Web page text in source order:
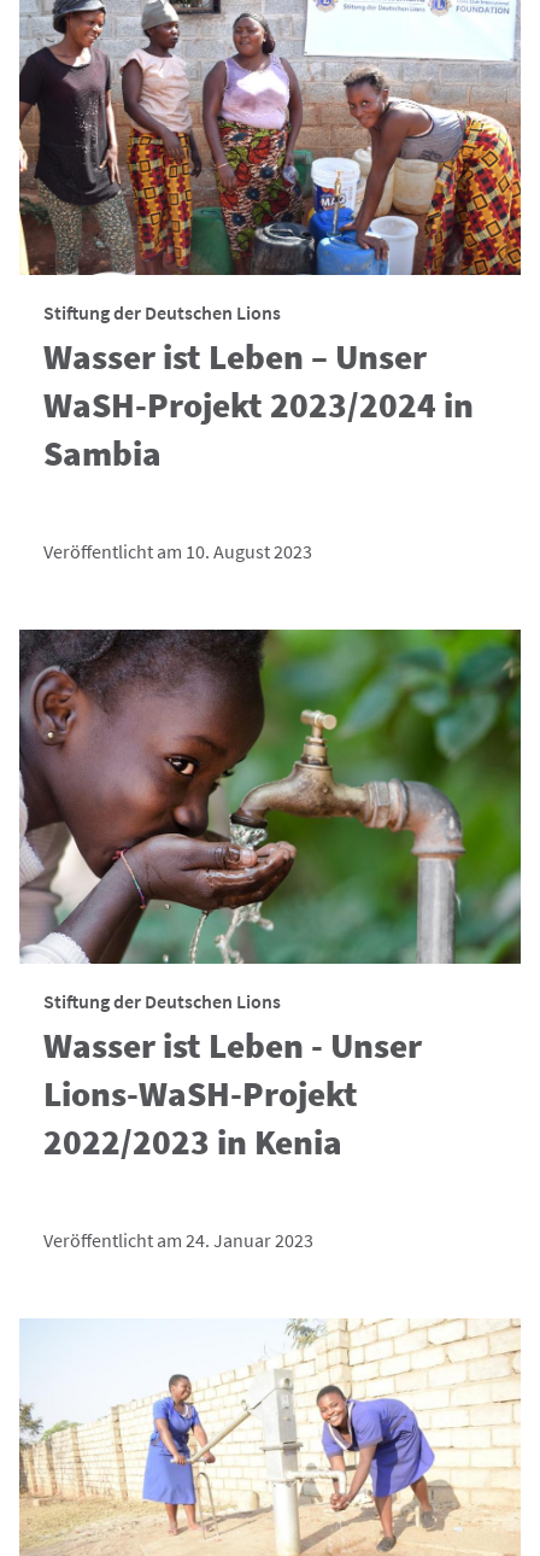
Stiftung der Deutschen Lions
Wasser ist Leben – Unser
WaSH-Projekt 2023/2024 in
Sambia
Veröffentlicht am 10. August 2023
Stiftung der Deutschen Lions
Wasser ist Leben - Unser
Lions-WaSH-Projekt
2022/2023 in Kenia
Veröffentlicht am 24. Januar 2023